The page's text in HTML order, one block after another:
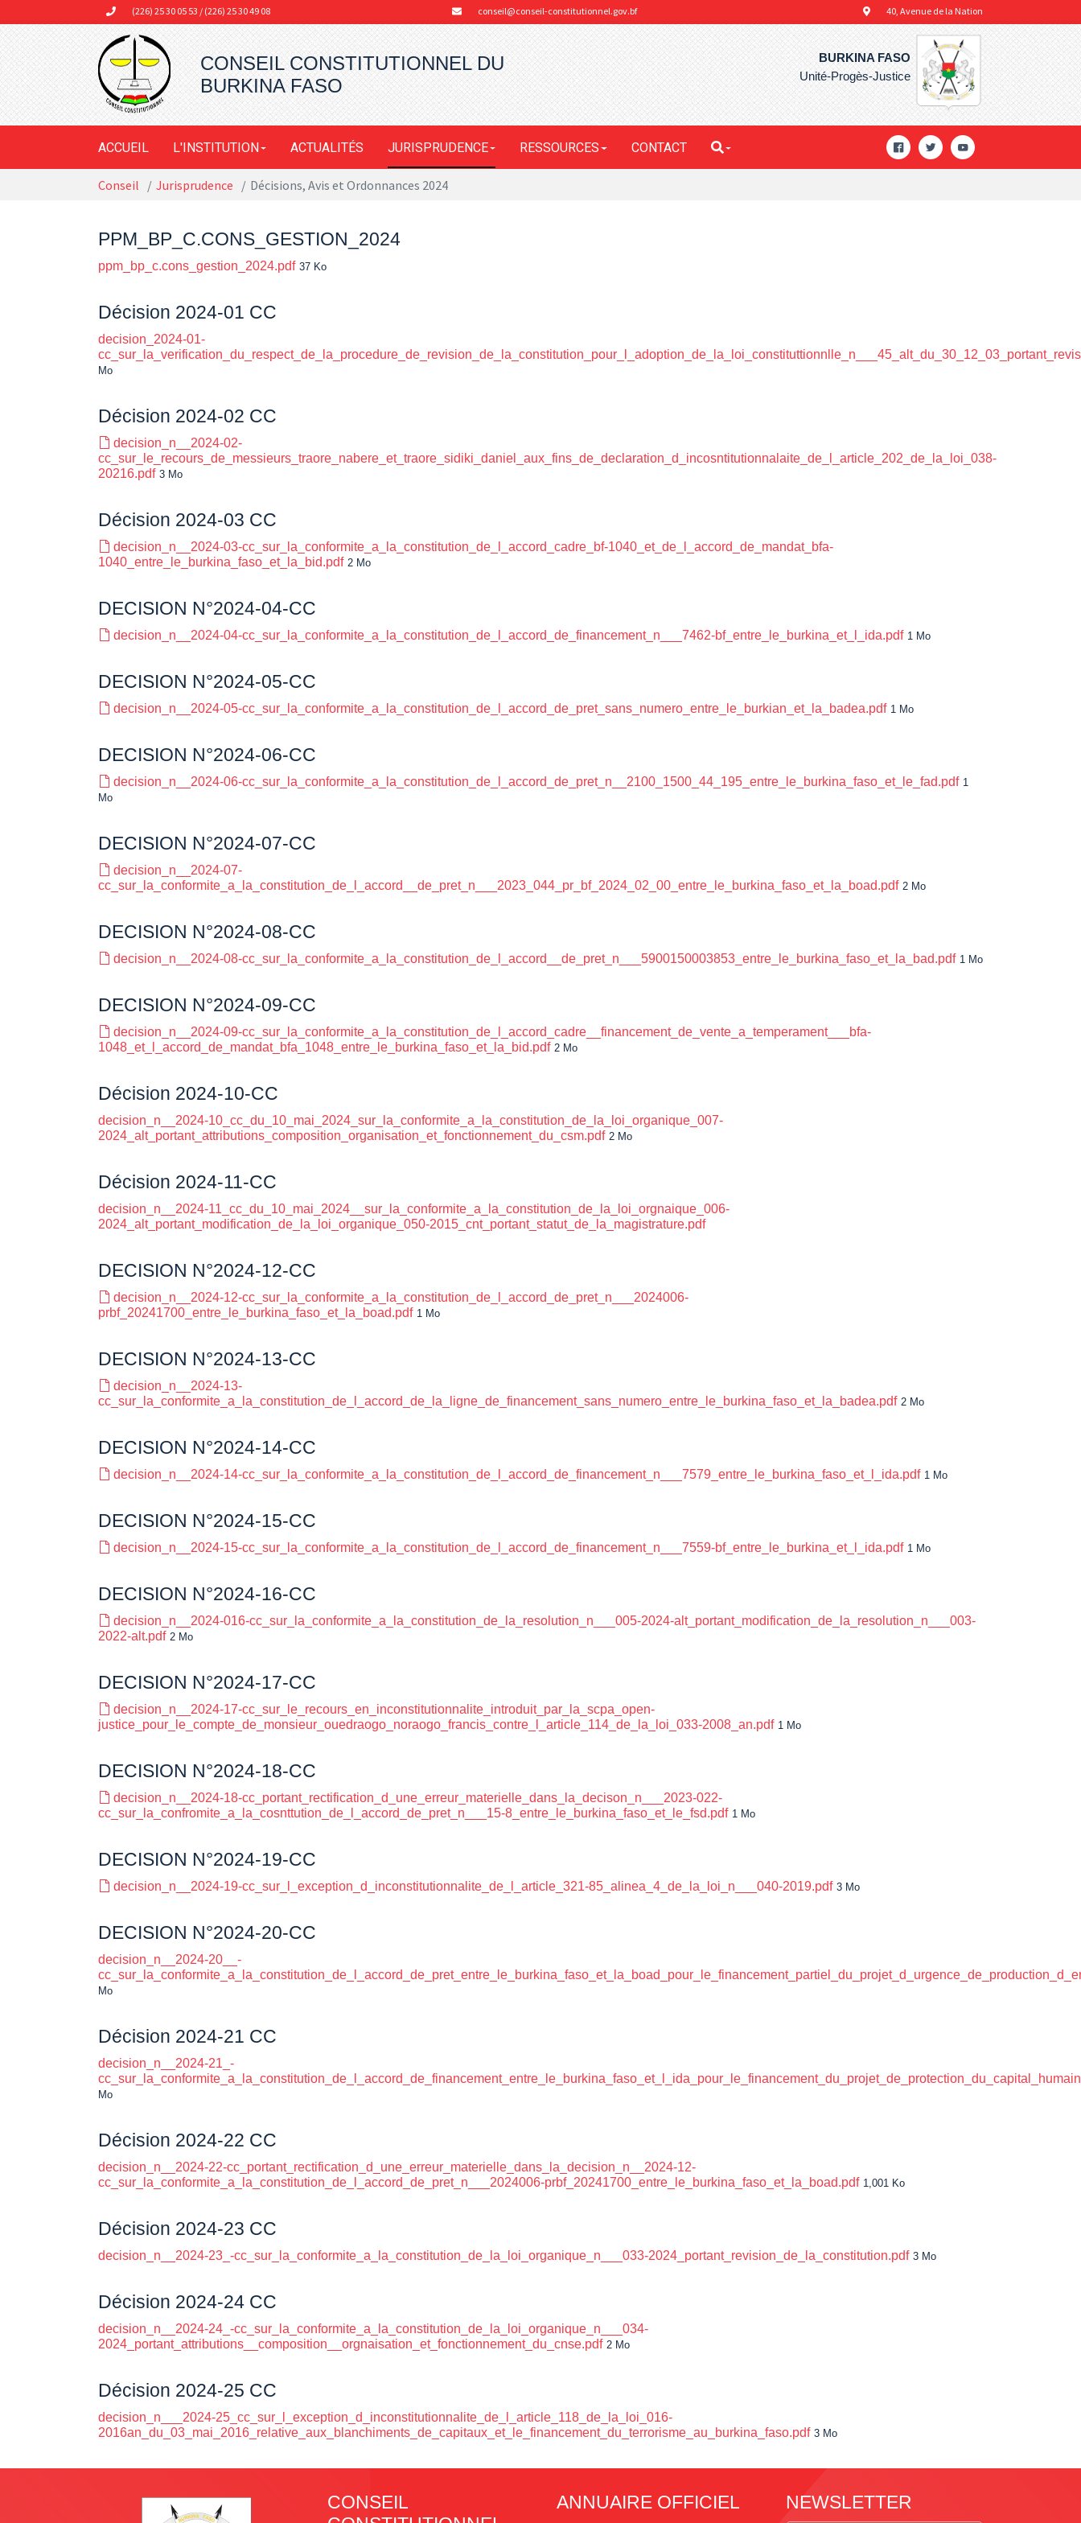
Aller au contenu principal(226) 25 30 05 53 / (226) 25 30 49 08 conseil@conseil-constitutionnel.gov.bf 40, Avenue de la Nation
CONSEIL CONSTITUTIONNEL DU
BURKINA FASO
BURKINA FASO
Unité-Progès-Justice
ACCUEIL L'INSTITUTION ACTUALITÉS JURISPRUDENCE RESSOURCES CONTACT
Vous êtes ici:
Conseil Jurisprudence Décisions, Avis et Ordonnances 2024
PPM_BP_C.CONS_GESTION_2024
ppm_bp_c.cons_gestion_2024.pdf 37 Ko
Décision 2024-01 CC
decision_2024-01-
Mo
Décision 2024-02 CC
decision_n__2024-02-
cc_sur_le_recours_de_messieurs_traore_nabere_et_traore_sidiki_daniel_aux_fins_de_declaration_d_incosntitutionnalaite_de_l_article_202_de_la_loi_038-
20216.pdf 3 Mo
Décision 2024-03 CC
decision_n__2024-03-cc_sur_la_conformite_a_la_constitution_de_l_accord_cadre_bf-1040_et_de_l_accord_de_mandat_bfa-
1040_entre_le_burkina_faso_et_la_bid.pdf 2 Mo
DECISION N°2024-04-CC
decision_n__2024-04-cc_sur_la_conformite_a_la_constitution_de_l_accord_de_financement_n___7462-bf_entre_le_burkina_et_l_ida.pdf 1 Mo
DECISION N°2024-05-CC
decision_n__2024-05-cc_sur_la_conformite_a_la_constitution_de_l_accord_de_pret_sans_numero_entre_le_burkian_et_la_badea.pdf 1 Mo
DECISION N°2024-06-CC
decision_n__2024-06-cc_sur_la_conformite_a_la_constitution_de_l_accord_de_pret_n__2100_1500_44_195_entre_le_burkina_faso_et_le_fad.pdf 1
Mo
DECISION N°2024-07-CC
decision_n__2024-07-
cc_sur_la_conformite_a_la_constitution_de_l_accord__de_pret_n___2023_044_pr_bf_2024_02_00_entre_le_burkina_faso_et_la_boad.pdf 2 Mo
DECISION N°2024-08-CC
decision_n__2024-08-cc_sur_la_conformite_a_la_constitution_de_l_accord__de_pret_n___5900150003853_entre_le_burkina_faso_et_la_bad.pdf 1 Mo
DECISION N°2024-09-CC
decision_n__2024-09-cc_sur_la_conformite_a_la_constitution_de_l_accord_cadre__financement_de_vente_a_temperament___bfa-
1048_et_l_accord_de_mandat_bfa_1048_entre_le_burkina_faso_et_la_bid.pdf 2 Mo
Décision 2024-10-CC
decision_n__2024-10_cc_du_10_mai_2024_sur_la_conformite_a_la_constitution_de_la_loi_organique_007-
2024_alt_portant_attributions_composition_organisation_et_fonctionnement_du_csm.pdf 2 Mo
Décision 2024-11-CC
decision_n__2024-11_cc_du_10_mai_2024__sur_la_conformite_a_la_constitution_de_la_loi_orgnaique_006-
2024_alt_portant_modification_de_la_loi_organique_050-2015_cnt_portant_statut_de_la_magistrature.pdf
DECISION N°2024-12-CC
decision_n__2024-12-cc_sur_la_conformite_a_la_constitution_de_l_accord_de_pret_n___2024006-
prbf_20241700_entre_le_burkina_faso_et_la_boad.pdf 1 Mo
DECISION N°2024-13-CC
decision_n__2024-13-
cc_sur_la_conformite_a_la_constitution_de_l_accord_de_la_ligne_de_financement_sans_numero_entre_le_burkina_faso_et_la_badea.pdf 2 Mo
DECISION N°2024-14-CC
decision_n__2024-14-cc_sur_la_conformite_a_la_constitution_de_l_accord_de_financement_n___7579_entre_le_burkina_faso_et_l_ida.pdf 1 Mo
DECISION N°2024-15-CC
decision_n__2024-15-cc_sur_la_conformite_a_la_constitution_de_l_accord_de_financement_n___7559-bf_entre_le_burkina_et_l_ida.pdf 1 Mo
DECISION N°2024-16-CC
decision_n__2024-016-cc_sur_la_conformite_a_la_constitution_de_la_resolution_n___005-2024-alt_portant_modification_de_la_resolution_n___003-
2022-alt.pdf 2 Mo
DECISION N°2024-17-CC
decision_n__2024-17-cc_sur_le_recours_en_inconstitutionnalite_introduit_par_la_scpa_open-
justice_pour_le_compte_de_monsieur_ouedraogo_noraogo_francis_contre_l_article_114_de_la_loi_033-2008_an.pdf 1 Mo
DECISION N°2024-18-CC
decision_n__2024-18-cc_portant_rectification_d_une_erreur_materielle_dans_la_decison_n___2023-022-
cc_sur_la_confromite_a_la_cosnttution_de_l_accord_de_pret_n___15-8_entre_le_burkina_faso_et_le_fsd.pdf 1 Mo
DECISION N°2024-19-CC
decision_n__2024-19-cc_sur_l_exception_d_inconstitutionnalite_de_l_article_321-85_alinea_4_de_la_loi_n___040-2019.pdf 3 Mo
DECISION N°2024-20-CC
decision_n__2024-20__-
Mo
Décision 2024-21 CC
decision_n__2024-21_-
Mo
Décision 2024-22 CC
decision_n__2024-22-cc_portant_rectification_d_une_erreur_materielle_dans_la_decision_n__2024-12-
cc_sur_la_conformite_a_la_constitution_de_l_accord_de_pret_n___2024006-prbf_20241700_entre_le_burkina_faso_et_la_boad.pdf 1,001 Ko
Décision 2024-23 CC
decision_n__2024-23_-cc_sur_la_conformite_a_la_constitution_de_la_loi_organique_n___033-2024_portant_revision_de_la_constitution.pdf 3 Mo
Décision 2024-24 CC
decision_n__2024-24_-cc_sur_la_conformite_a_la_constitution_de_la_loi_organique_n___034-
2024_portant_attributions__composition__orgnaisation_et_fonctionnement_du_cnse.pdf 2 Mo
Décision 2024-25 CC
decision_n___2024-25_cc_sur_l_exception_d_inconstitutionnalite_de_l_article_118_de_la_loi_016-
2016an_du_03_mai_2016_relative_aux_blanchiments_de_capitaux_et_le_financement_du_terrorisme_au_burkina_faso.pdf 3 Mo
CONSEIL
ANNUAIRE OFFICIEL NEWSLETTER